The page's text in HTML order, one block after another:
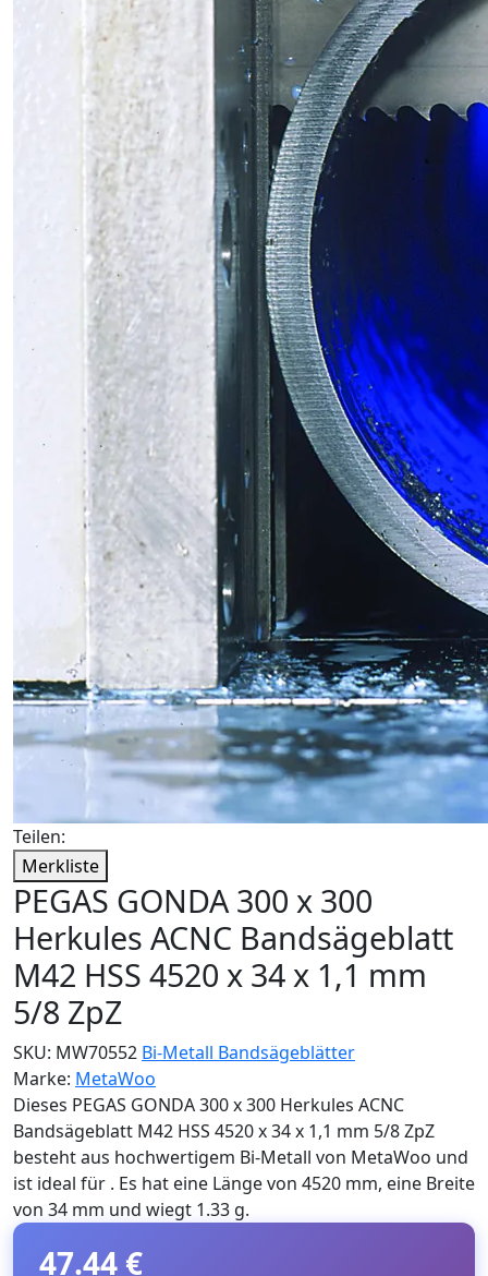
Teilen:
Merkliste
PEGAS GONDA 300 x 300
Herkules ACNC Bandsägeblatt
M42 HSS 4520 x 34 x 1,1 mm
5/8 ZpZ
SKU: MW70552 Bi-Metall Bandsägeblätter
Marke: MetaWoo
Dieses PEGAS GONDA 300 x 300 Herkules ACNC
Bandsägeblatt M42 HSS 4520 x 34 x 1,1 mm 5/8 ZpZ
besteht aus hochwertigem Bi-Metall von MetaWoo und
ist ideal für . Es hat eine Länge von 4520 mm, eine Breite
von 34 mm und wiegt 1.33 g.
47.44 €